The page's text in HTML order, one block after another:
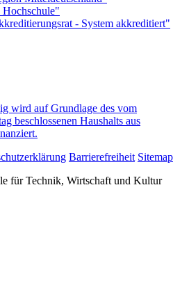
wird auf Grundlage des vom
beschlossenen Haushalts aus
Barrierefreiheit Sitemap
für Technik, Wirtschaft und Kultur